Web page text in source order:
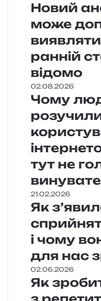
Новий
може
ранній
відомо
02.08.2026
Чому
тут не
21.02.2026
Як
і чому
для нас
02.06.2026
Як